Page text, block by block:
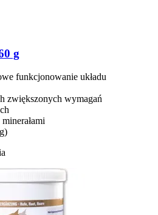
g
funkcjonowanie układu
zwiększonych wymagań